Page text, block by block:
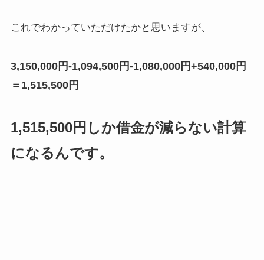
これでわかっていただけたかと思いますが、
3,150,000円-1,094,500円-1,080,000円+540,000円
＝1,515,500円
1,515,500円しか借金が減らない計算
になるんです。